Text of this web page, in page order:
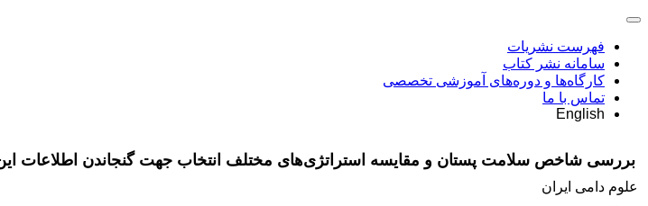
فهرست نشریات
سامانه نشر کتاب
کارگاه‌ها و دوره‌های آموزشی تخصصی
تماس با ما
English
بررسی شاخص سلامت پستان و مقایسه استراتژی‌های مختلف انتخاب جهت گنجاندن اطلاعات
علوم دامی ایران